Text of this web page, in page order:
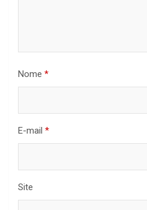
Nome *
E-mail *
Site